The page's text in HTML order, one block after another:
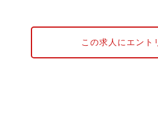
この求人にエント